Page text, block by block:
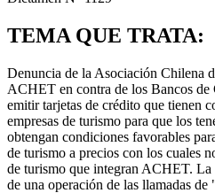
TEMA QUE TRATA:
Denuncia de la Asociación Chilena
ACHET en contra de los Bancos
emitir tarjetas de crédito que tienen
empresas de turismo para que los
obtengan condiciones favorables
de turismo a precios con los cuales
de turismo que integran ACHET. La
de una operación de las llamadas